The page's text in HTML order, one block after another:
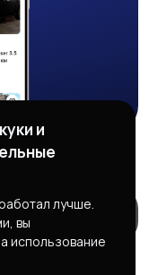
и
лучше.
вы
использование